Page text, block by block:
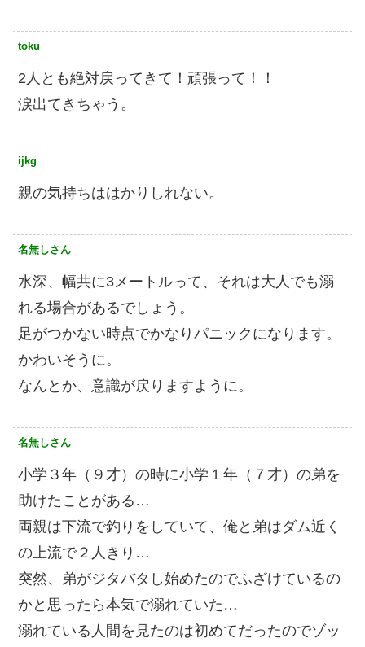
toku
2人とも絶対戻ってきて！頑張って！！
涙出てきちゃう。
ijkg
親の気持ちははかりしれない。
名無しさん
水深、幅共に3メートルって、それは大人でも溺
れる場合があるでしょう。
足がつかない時点でかなりパニックになります。
かわいそうに。
なんとか、意識が戻りますように。
名無しさん
小学３年（９才）の時に小学１年（７才）の弟を
助けたことがある…
両親は下流で釣りをしていて、俺と弟はダム近く
の上流で２人きり…
突然、弟がジタバタし始めたのでふざけているの
かと思ったら本気で溺れていた…
溺れている人間を見たのは初めてだったのでゾッ